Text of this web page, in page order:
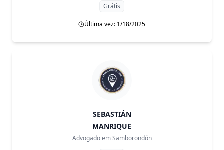
Grátis
Última vez: 1/18/2025
SEBASTIÁN
MANRIQUE
Advogado em Samborondón